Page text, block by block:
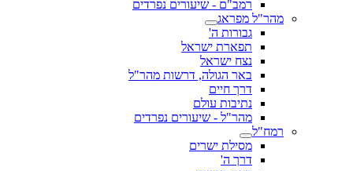
רמב"ם - שיעורים נפרדים
מהר"ל מפראג
גבורות ה'
תפארת ישראל
נצח ישראל
באר הגולה, דרשות מהר"ל
דרך חיים
נתיבות עולם
מהר"ל - שיעורים נפרדים
רמח"ל
מסילת ישרים
דרך ה'